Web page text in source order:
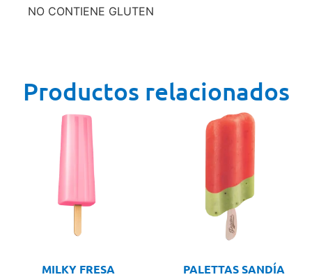
NO CONTIENE GLUTEN
Productos relacionados
MILKY FRESA PALETTAS SANDÍA